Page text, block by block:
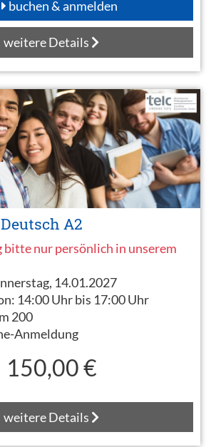
buchen & anmelden
weitere Details
A2
bitte nur persönlich in unserem
14.01.2027
14:00 Uhr bis 17:00 Uhr
200
Anmeldung
150,00 €
weitere Details